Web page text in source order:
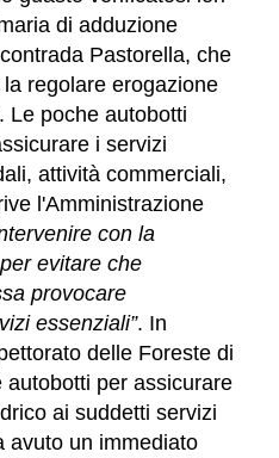
di adduzione
Pastorella, che
regolare erogazione
Le poche autobotti
i servizi
attività commerciali,
l'Amministrazione
con la
evitare che
provocare
essenziali”. In
delle Foreste di
per assicurare
ai suddetti servizi
avuto un immediato